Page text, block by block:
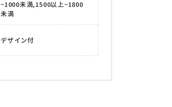
~1000未満,1500以上~1800
未満
デザイン付